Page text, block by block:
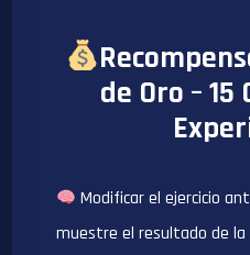
de Oro –
Modificar el ejercicio
muestre el resultado de